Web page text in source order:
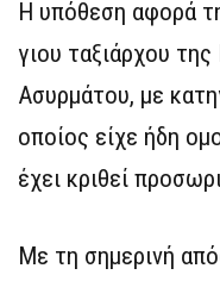
Η υπόθεση αφορά
γιου ταξιάρχου
Ασυρμάτου, με
οποίος είχε ήδη
έχει κριθεί
Με τη σημερινή